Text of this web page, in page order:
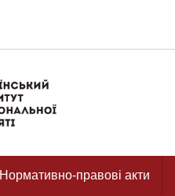
Нормативно-правові акти